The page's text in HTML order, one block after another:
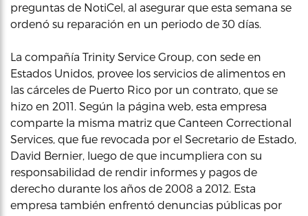
preguntas de NotiCel, al asegurar que esta semana se
ordenó su reparación en un periodo de 30 días.
La compañía Trinity Service Group, con sede en
Estados Unidos, provee los servicios de alimentos en
las cárceles de Puerto Rico por un contrato, que se
hizo en 2011. Según la página web, esta empresa
comparte la misma matriz que Canteen Correctional
Services, que fue revocada por el Secretario de Estado,
David Bernier, luego de que incumpliera con su
responsabilidad de rendir informes y pagos de
derecho durante los años de 2008 a 2012. Esta
empresa también enfrentó denuncias públicas por